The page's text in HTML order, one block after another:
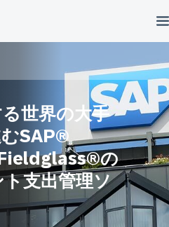
世界の大手
SAP®
の
支出管理ソ